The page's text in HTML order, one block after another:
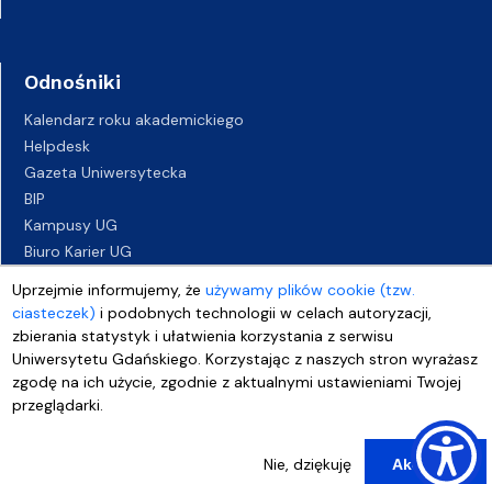
Uprzejmie informujemy, żeużywamy plików cookie (tzw.
ciasteczek) i podobnych technologii w celach autoryzacji,
zbierania statystyk i ułatwienia korzystania z serwisu
Uniwersytetu Gdańskiego. Korzystając z naszych stron wyrażasz
zgodę na ich użycie, zgodnie z aktualnymi ustawieniami Twojej
przeglądarki.
Nie, dziękuję Akceptuj
Odnośniki
Kalendarz roku akademickiego
Helpdesk
Gazeta Uniwersytecka
BIP
Kampusy UG
Biuro Karier UG
Deklaracja dostępności